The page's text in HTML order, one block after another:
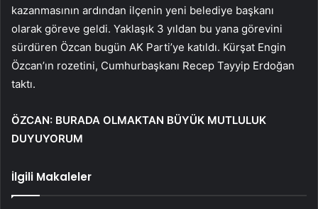
kazanmasının ardından ilçenin yeni belediye başkanı
olarak göreve geldi. Yaklaşık 3 yıldan bu yana görevini
sürdüren Özcan bugün AK Parti’ye katıldı. Kürşat Engin
Özcan’ın rozetini, Cumhurbaşkanı Recep Tayyip Erdoğan
taktı.
ÖZCAN: BURADA OLMAKTAN BÜYÜK MUTLULUK
DUYUYORUM
İlgili Makaleler